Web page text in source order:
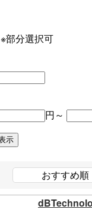
※部分選択可
円～
おすすめ順